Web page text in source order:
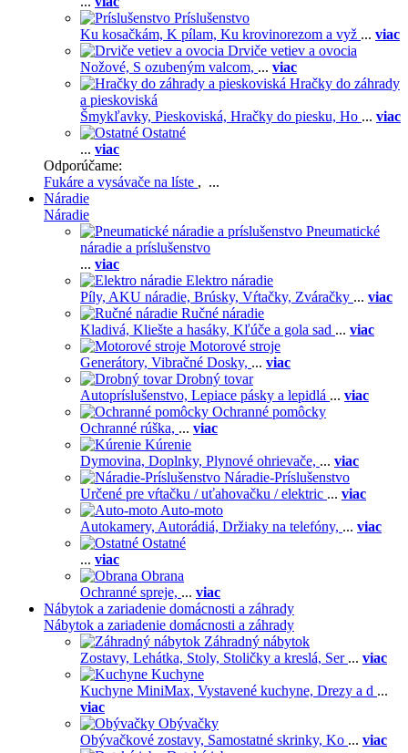
Príslušenstvo
Ku kosačkám, K pílam, Ku krovinorezom a vyž ... viac
Drviče vetiev a ovocia
Nožové, S ozubeným valcom, ... viac
Hračky do záhrady
a pieskoviská
Šmykľavky, Pieskoviská, Hračky do piesku, Ho ... viac
Ostatné
... viac
Odporúčame:
Fukáre a vysávače na líste , ...
Náradie
Náradie
Pneumatické
náradie a príslušenstvo
... viac
Elektro náradie
Píly, AKU náradie, Brúsky, Vŕtačky, Zváračky ... viac
Ručné náradie
Kladivá, Kliešte a hasáky, Kľúče a gola sad ... viac
Motorové stroje
Generátory, Vibračné Dosky, ... viac
Drobný tovar
Autopríslušenstvo, Lepiace pásky a lepidlá ... viac
Ochranné pomôcky
Ochranné rúška, ... viac
Kúrenie
Dymovina, Doplnky, Plynové ohrievače, ... viac
Náradie-Príslušenstvo
Určené pre vŕtačku / uťahovačku / elektric ... viac
Auto-moto
Autokamery, Autorádiá, Držiaky na telefóny, ... viac
Ostatné
... viac
Obrana
Ochranné spreje, ... viac
Nábytok a zariadenie domácnosti a záhrady
Nábytok a zariadenie domácnosti a záhrady
Záhradný nábytok
Zostavy, Lehátka, Stoly, Stoličky a kreslá, Ser ... viac
Kuchyne
Kuchyne MiniMax, Vystavené kuchyne, Drezy a d ...
viac
Obývačky
Obývačkové zostavy, Samostatné skrinky, Ko ... viac